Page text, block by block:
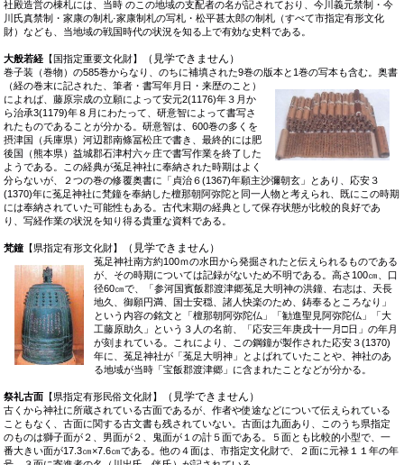
社殿造営の棟札には、当時 のこの地域の支配者の名が記されており、今川義元禁制・今
川氏真禁制・家康の制札·家康制札の写札・松平甚太郎の制札（すべて市指定有形文化
財）なども、当地域の戦国時代の状況を知る上で有効な史料である。
大般若経 【国指定重要文化財】 （見学できません）
巻子装（巻物）の585巻からなり、のちに補填された9巻の版本と1巻の写本も含む。奥書
（経の巻末に記された、筆者・書写年月日・来歴のこと）
によれば、藤原宗成の立願によって安元2(1176)年３月か
ら治承3(1179)年８月にわたって、研意智によって書写さ
れたものであることが分かる。研意智は、600巻の多くを
摂津国（兵庫県）河辺郡南條冨松庄で書き、最終的には肥
後国（熊本県）益城郡石津村六ヶ庄で書写作業を終了した
ようである。この経典が菟足神社に奉納された時期はよく
分らないが、２つの巻の修覆奥書に「貞治６(1367)年願主沙彌朝玄」とあり、応安３
(1370)年に菟足神社に梵鐘を奉納した檀那朝阿弥陀と同一人物と考えられ、既にこの時期
には奉納されていた可能性もある。古代末期の経典として保存状態が比較的良好であ
り、写経作業の状況を知り得る貴重な資料である。
梵鐘 【県指定有形文化財】 （見学できません）
菟足神社南方約100ｍの水田から発掘されたと伝えられるものである
が、その時期については記録がないため不明である。高さ100㎝、口
径60㎝で、「参河国賓飯郡渡津郷菟足大明神の洪鐘、右志は、天長
地久、御願円満、国士安穏、諸人快楽のため、鋳奉るところなり」
という内容の銘文と「檀那朝阿弥陀仏」「勧進聖見阿弥陀仏」「大
工藤原助久」という３人の名前、「応安三年庚戌十一月□日」の年月
が刻まれている。これにより、この鋼鐘が製作された応安３(1370)
年に、菟足神社が「菟足大明神」とよばれていたことや、神社のあ
る地域が当時「宝飯郡渡津郷」に含まれたことなどが分かる。
祭礼古面 【県指定有形民俗文化財】 （見学できません）
古くから神社に所蔵されている古面であるが、作者や使途などについて伝えられている
こともなく、古面に関する古文書も残されていない。古面は九面あり、このうち県指定
のものは獅子面が２、男面が２、鬼面が１の計５面である。５面とも比較的小型で、一
番大きい面が17.3㎝×7.6㎝である。他の４面は、市指定文化財で、２面に元禄１１年の年